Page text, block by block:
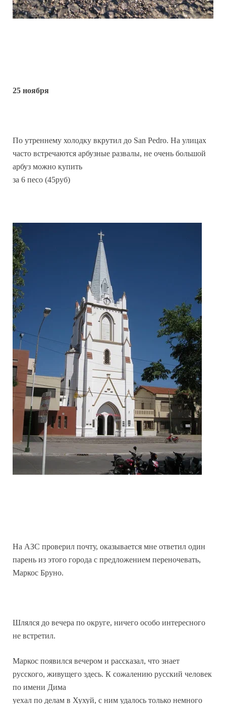
25 ноября
По утреннему холодку вкрутил до San Pedro. На улицах
часто встречаются арбузные развалы, не очень большой
арбуз можно купить
за 6 песо (45руб)
На АЗС проверил почту, оказывается мне ответил один
парень из этого города с предложением переночевать,
Маркос Бруно.
Шлялся до вечера по округе, ничего особо интересного
не встретил.
Маркос появился вечером и рассказал, что знает
русского, живущего здесь. К сожалению русский человек
по имени Дима
уехал по делам в Хухуй, с ним удалось только немного